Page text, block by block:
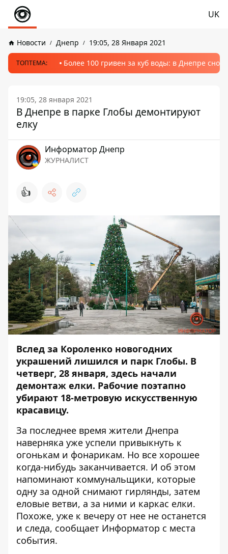
UK
Новости Днепр 19:05, 28 Января 2021
ТОПТЕМА: Более 100 гривен за куб воды: в Днепре
19:05, 28 января 2021
В Днепре в парке Глобы демонтируют
елку
Информатор Днепр
ЖУРНАЛИСТ
👍
Вслед за Короленко новогодних
украшений лишился и парк Глобы. В
четверг, 28 января, здесь начали
демонтаж елки. Рабочие поэтапно
убирают 18-метровую искусственную
красавицу.
За последнее время жители Днепра
наверняка уже успели привыкнуть к
огонькам и фонарикам. Но все хорошее
когда-нибудь заканчивается. И об этом
напоминают коммунальщики, которые
одну за одной снимают гирлянды, затем
еловые ветви, а за ними и каркас елки.
Похоже, уже к вечеру от нее не останется
и следа, сообщает Информатор с места
события.